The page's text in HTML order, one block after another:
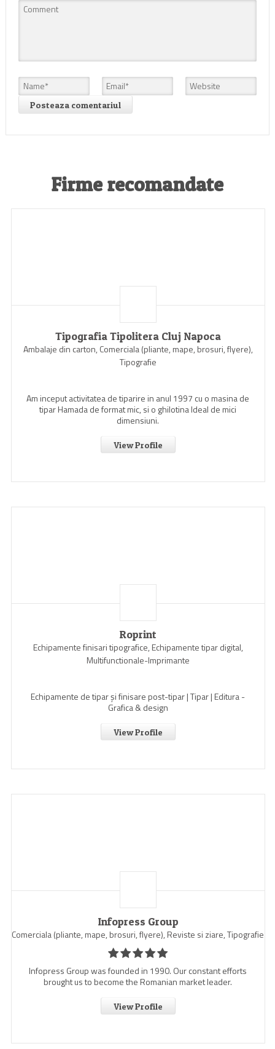
Firme recomandate
Tipografia Tipolitera Cluj Napoca
Ambalaje din carton, Comerciala (pliante, mape, brosuri, flyere),
Tipografie
Am inceput activitatea de tiparire in anul 1997 cu o masina de
tipar Hamada de format mic, si o ghilotina Ideal de mici
dimensiuni.
View Profile
Roprint
Echipamente finisari tipografice, Echipamente tipar digital,
Multifunctionale-Imprimante
Echipamente de tipar și finisare post-tipar | Tipar | Editura -
Grafica & design
View Profile
Infopress Group
Comerciala (pliante, mape, brosuri, flyere), Reviste si ziare, Tipografie
Infopress Group was founded in 1990. Our constant efforts
brought us to become the Romanian market leader.
View Profile